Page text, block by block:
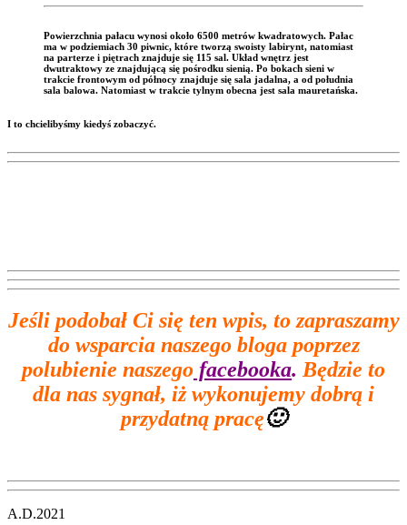
Powierzchnia pałacu wynosi około 6500 metrów kwadratowych. Pałac
ma w podziemiach 30 piwnic, które tworzą swoisty labirynt, natomiast
na parterze i piętrach znajduje się 115 sal. Układ wnętrz jest
dwutraktowy ze znajdującą się pośrodku sienią. Po bokach sieni w
trakcie frontowym od północy znajduje się sala jadalna, a od południa
sala balowa. Natomiast w trakcie tylnym obecna jest sala mauretańska.
I to chcielibyśmy kiedyś zobaczyć.
Jeśli podobał Ci się ten wpis, to zapraszamy
do wsparcia naszego bloga poprzez
polubienie naszego facebooka. Będzie to
dla nas sygnał, iż wykonujemy dobrą i
przydatną pracę🙂
A.D.2021